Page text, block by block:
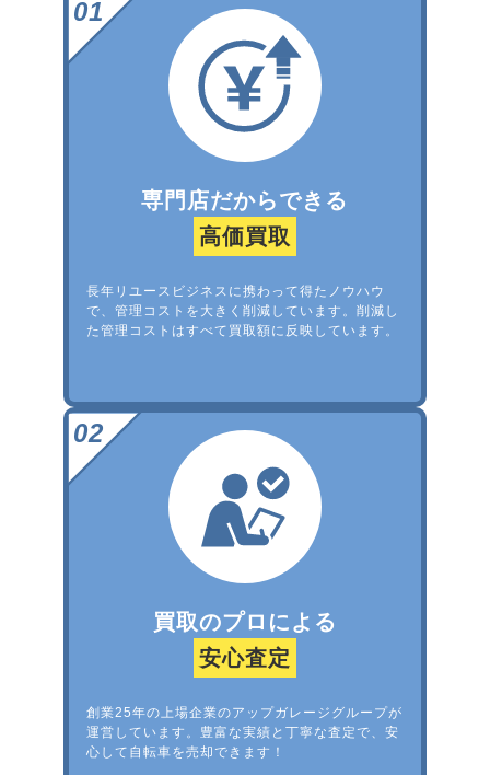
専門店だからできる
高価買取
長年リユースビジネスに携わって得たノウハウ
で、管理コストを大きく削減しています。削減し
た管理コストはすべて買取額に反映しています。
買取のプロによる
安心査定
創業25年の上場企業のアップガレージグループが
運営しています。豊富な実績と丁寧な査定で、安
心して自転車を売却できます！